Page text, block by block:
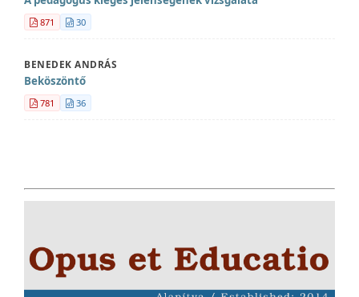
871 30
BENEDEK ANDRÁS
Beköszöntő
781 36